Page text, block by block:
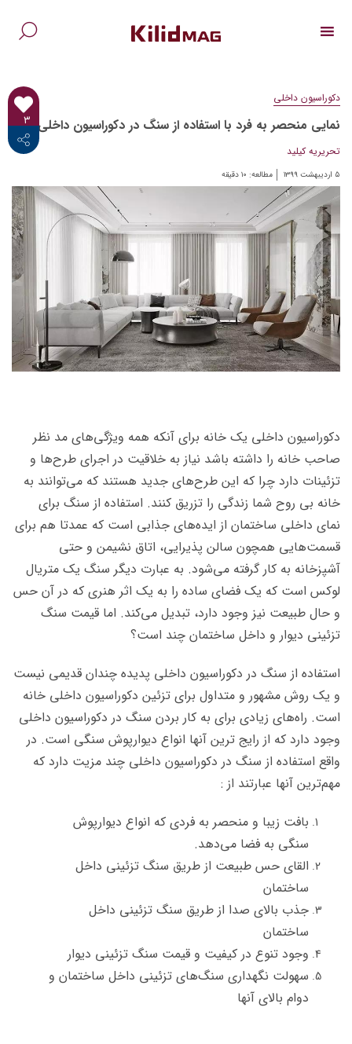
۳
<i class="fab fa-facebook-f"></i>
دکوراسیون داخلی
نمایی منحصر به فرد با استفاده از سنگ در دکوراسیون داخلی
تحریریه کیلید
۵ اردیبهشت ۱۳۹۹ مطالعه: ۱۰ دقیقه
دکوراسیون داخلی یک خانه برای آنکه همه ویژگی‌های مد نظر
صاحب خانه را داشته باشد نیاز به خلاقیت در اجرای طرح‌ها و
تزئینات دارد چرا که این طرح‌های جدید هستند که می‌توانند به
خانه بی روح شما زندگی را تزریق کنند. استفاده از سنگ برای
نمای داخلی ساختمان از ایده‌های جذابی است که عمدتا هم برای
قسمت‌هایی همچون سالن پذیرایی، اتاق نشیمن و حتی
آشپزخانه به کار گرفته می‌شود. به عبارت دیگر سنگ یک متریال
لوکس است که یک فضای ساده را به یک اثر هنری که در آن حس
و حال طبیعت نیز وجود دارد، تبدیل می‌کند. اما قیمت سنگ
تزئینی دیوار و داخل ساختمان چند است؟
استفاده از سنگ در دکوراسیون داخلی پدیده چندان قدیمی نیست
و یک روش مشهور و متداول برای تزئین دکوراسیون داخلی خانه
است. راه‌های زیادی برای به کار بردن سنگ در دکوراسیون داخلی
وجود دارد که از رایج ترین آنها انواع دیوارپوش سنگی است. در
واقع استفاده از سنگ در دکوراسیون داخلی چند مزیت دارد که
مهم‌ترین آنها عبارتند از :
بافت زیبا و منحصر به فردی که انواع دیوارپوش
سنگی به فضا می‌دهد.
القای حس طبیعت از طریق سنگ تزئینی داخل
ساختمان
جذب بالای صدا از طریق سنگ‌ تزئینی داخل
ساختمان
وجود تنوع در کیفیت و قیمت سنگ تزئینی دیوار
سهولت نگهداری سنگ‌های تزئینی داخل ساختمان و
دوام بالای آنها